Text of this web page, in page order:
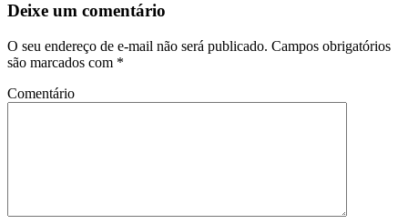
Deixe um comentário
O seu endereço de e-mail não será publicado. Campos obrigatórios
são marcados com *
Comentário